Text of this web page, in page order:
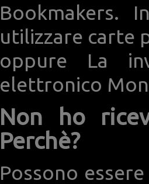
Bookmakers.
utilizzare carte
oppure La
elettronico
Non ho
Perchè?
Possono